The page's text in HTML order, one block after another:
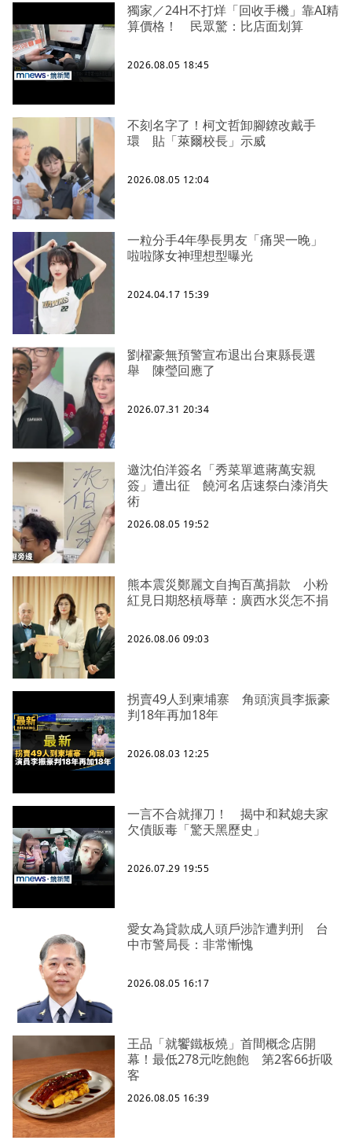
獨家／24H不打烊「回收手機」靠AI精
算價格！ 民眾驚：比店面划算
2026.08.05 18:45
不刻名字了！柯文哲卸腳鐐改戴手
環 貼「萊爾校長」示威
2026.08.05 12:04
一粒分手4年學長男友「痛哭一晚」
啦啦隊女神理想型曝光
2024.04.17 15:39
劉櫂豪無預警宣布退出台東縣長選
舉 陳瑩回應了
2026.07.31 20:34
邀沈伯洋簽名「秀菜單遮蔣萬安親
簽」遭出征 饒河名店速祭白漆消失
術
2026.08.05 19:52
熊本震災鄭麗文自掏百萬捐款 小粉
紅見日期怒槓辱華：廣西水災怎不捐
2026.08.06 09:03
拐賣49人到柬埔寨 角頭演員李振豪
判18年再加18年
2026.08.03 12:25
一言不合就揮刀！ 揭中和弒媳夫家
欠債販毒「驚天黑歷史」
2026.07.29 19:55
愛女為貸款成人頭戶涉詐遭判刑 台
中市警局長：非常慚愧
2026.08.05 16:17
王品「就饗鐵板燒」首間概念店開
幕！最低278元吃飽飽 第2客66折吸
客
2026.08.05 16:39